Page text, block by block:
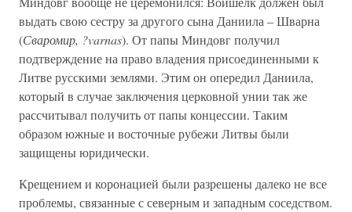
выдать свою сестру за другого сына Даниила – Шварна
(Сваромир, ?varnas). От папы Миндовг получил
подтверждение на право владения присоединенными к
Литве русскими землями. Этим он опередил Даниила,
который в случае заключения церковной унии так же
рассчитывал получить от папы концессии. Таким
образом южные и восточные рубежи Литвы были
защищены юридически.
Крещением и коронацией были разрешены далеко не все
проблемы, связанные с северным и западным соседством.